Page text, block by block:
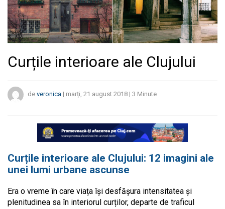
Curțile interioare ale Clujului
de veronica | marți, 21 august 2018 | 3 Minute
Curțile interioare ale Clujului: 12 imagini ale
unei lumi urbane ascunse
Era o vreme în care viața își desfășura intensitatea și
plenitudinea sa în interiorul curților, departe de traficul